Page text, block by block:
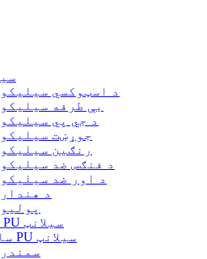
د اسټوکسي
بې طرفه
د جي پي
جوړښت
رنګین
د فنګس ضد
د اور ضد
د
د موټرو PU سیلانټ
ساختماني PU سیلانټ